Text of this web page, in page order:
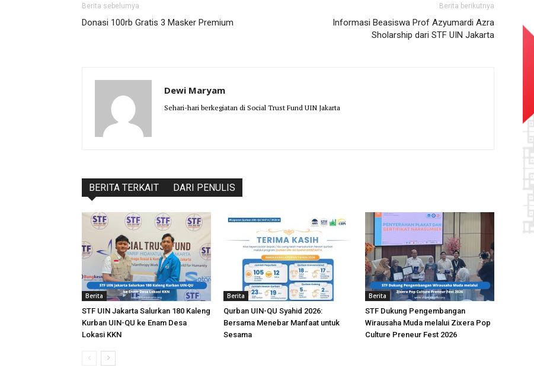
Berita sebelumya
Donasi 100rb Gratis 3 Masker Premium
Berita berikutnya
Informasi Beasiswa Prof Azyumardi Azra
Sholarship dari STF UIN Jakarta
Dewi Maryam
Sehari-hari berkegiatan di Social Trust Fund UIN Jakarta
BERITA TERKAIT DARI PENULIS
Berita
STF UIN Jakarta Salurkan 180 Kaleng
Kurban UIN-QU ke Enam Desa
Lokasi KKN
Berita
Qurban UIN-QU Syahid 2026:
Bersama Menebar Manfaat untuk
Sesama
Berita
STF Dukung Pengembangan
Wirausaha Muda melalui Zixera Pop
Culture Preneur Fest 2026